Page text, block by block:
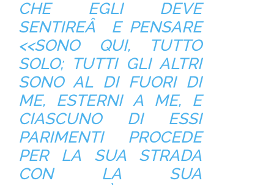
CHE EGLI DEVE
SENTIREÂ E PENSARE
<<SONO QUI, TUTTO
SOLO; TUTTI GLI ALTRI
SONO AL DI FUORI DI
ME, ESTERNI A ME, E
CIASCUNO DI ESSI
PARIMENTI PROCEDE
PER LA SUA STRADA
CON LA SUA